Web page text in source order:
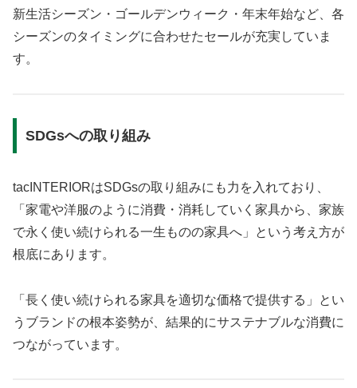
新生活シーズン・ゴールデンウィーク・年末年始など、各
シーズンのタイミングに合わせたセールが充実していま
す。
SDGsへの取り組み
tacINTERIORはSDGsの取り組みにも力を入れており、
「家電や洋服のように消費・消耗していく家具から、家族
で永く使い続けられる一生ものの家具へ」という考え方が
根底にあります。
「長く使い続けられる家具を適切な価格で提供する」とい
うブランドの根本姿勢が、結果的にサステナブルな消費に
つながっています。